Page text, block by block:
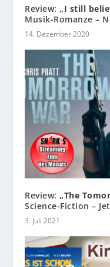
Review:„I still
Musik-Romanze –
14. Dezember 2020
Review:„The
Science-Fiction –
3. Juli 2021